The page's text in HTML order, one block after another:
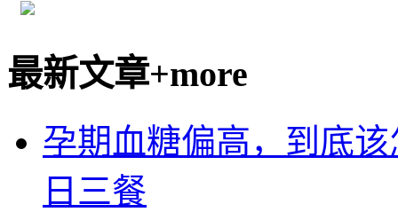
最新文章+more
孕期血糖偏高，到底
日三餐